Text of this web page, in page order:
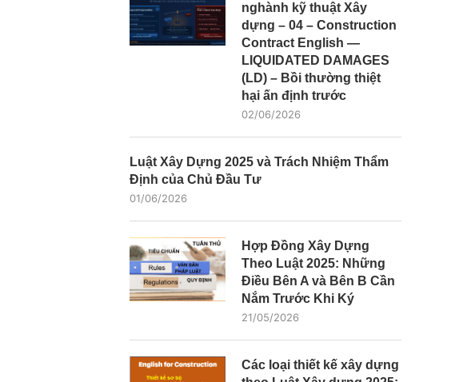
nghành kỹ thuật Xây
dựng – 04 – Construction
Contract English —
LIQUIDATED DAMAGES
(LD) – Bồi thường thiệt
hại ấn định trước
02/06/2026
Luật Xây Dựng 2025 và Trách Nhiệm Thẩm
Định của Chủ Đầu Tư
01/06/2026
Hợp Đồng Xây Dựng
Theo Luật 2025: Những
Điều Bên A và Bên B Cần
Nắm Trước Khi Ký
21/05/2026
Các loại thiết kế xây dựng